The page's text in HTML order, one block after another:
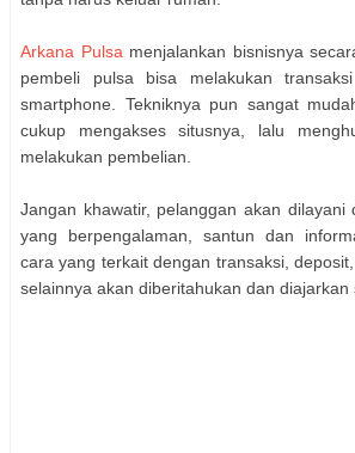
Arkana Pulsa menjalankan bisnisnya
pembeli pulsa bisa melakukan
smartphone. Tekniknya pun sangat
cukup mengakses situsnya, lalu
melakukan pembelian.
Jangan khawatir, pelanggan akan dilayani
yang berpengalaman, santun dan
cara yang terkait dengan transaksi,
selainnya akan diberitahukan dan diajarkan